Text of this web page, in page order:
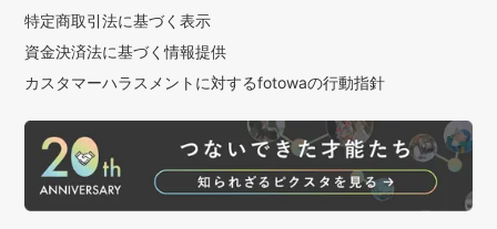
特定商取引法に基づく表示
資金決済法に基づく情報提供
カスタマーハラスメントに対するfotowaの行動指針